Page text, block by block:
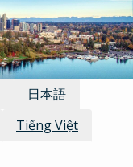
日本語
Tiếng Việt